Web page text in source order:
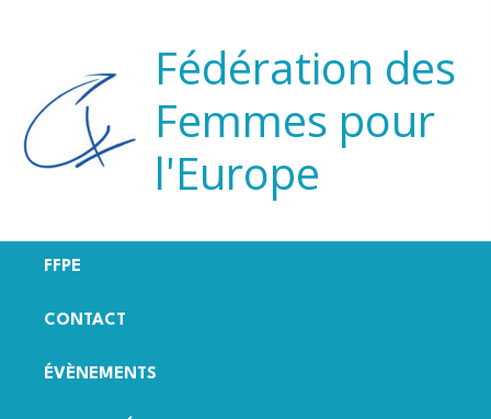
Fédération des
Femmes pour
l'Europe
FFPE
CONTACT
ÉVÈNEMENTS